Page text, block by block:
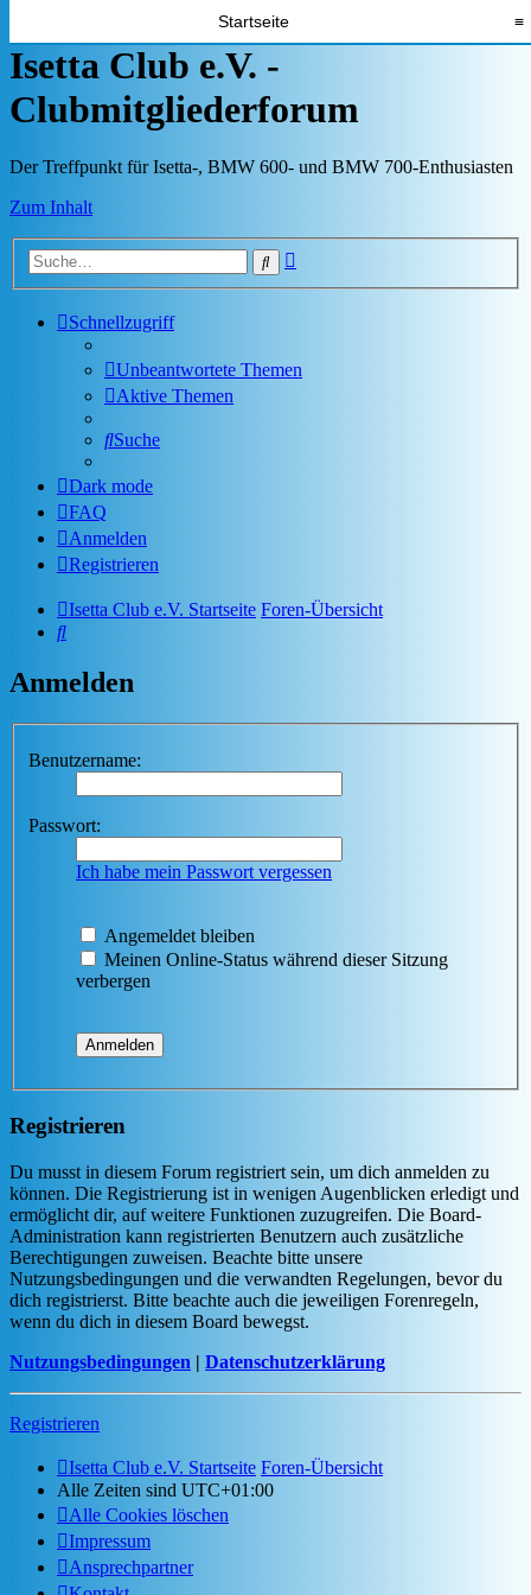
Startseite ≡
Isetta Club e.V. -
Clubmitgliederforum
Der Treffpunkt für Isetta-, BMW 600- und BMW 700-Enthusiasten
Zum Inhalt
Suche
Schnellzugriff
Unbeantwortete Themen
Aktive Themen
Suche
Dark mode
FAQ
Anmelden
Registrieren
Isetta Club e.V. Startseite Foren-Übersicht
Suche
Anmelden
Benutzername:
Passwort:
Ich habe mein Passwort vergessen
Angemeldet bleiben
Meinen Online-Status während dieser Sitzung
verbergen
Registrieren
Du musst in diesem Forum registriert sein, um dich anmelden zu
können. Die Registrierung ist in wenigen Augenblicken erledigt und
ermöglicht dir, auf weitere Funktionen zuzugreifen. Die Board-
Administration kann registrierten Benutzern auch zusätzliche
Berechtigungen zuweisen. Beachte bitte unsere
Nutzungsbedingungen und die verwandten Regelungen, bevor du
dich registrierst. Bitte beachte auch die jeweiligen Forenregeln,
wenn du dich in diesem Board bewegst.
Nutzungsbedingungen | Datenschutzerklärung
Registrieren
Isetta Club e.V. Startseite Foren-Übersicht
Alle Zeiten sind UTC+01:00
Alle Cookies löschen
Impressum
Ansprechpartner